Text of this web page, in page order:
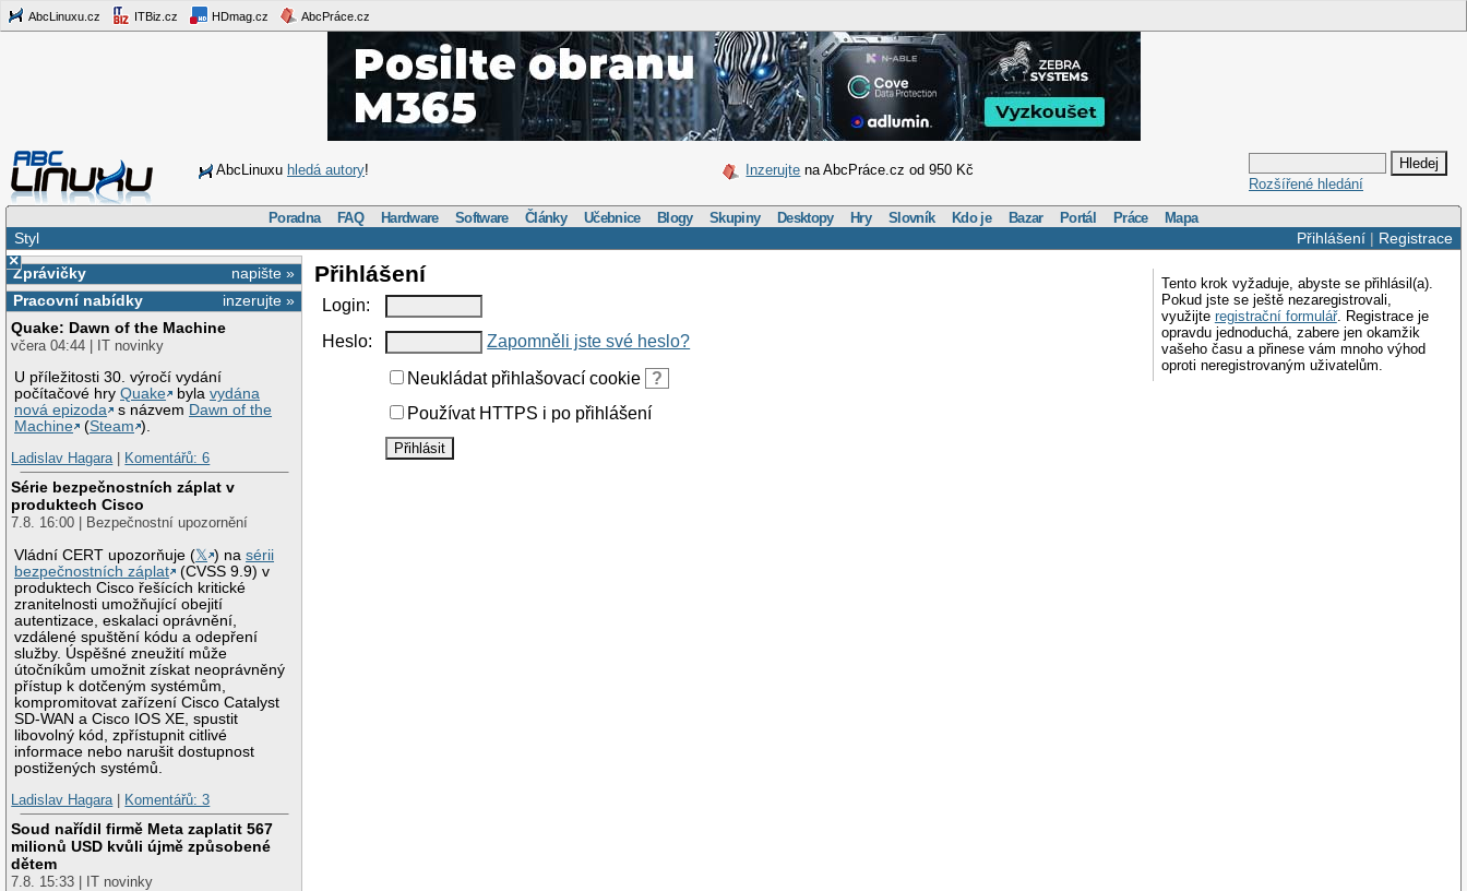
AbcLinuxu.cz ITBiz.cz HDmag.cz AbcPráce.cz
AbcLinuxu hledá autory! Inzerujte na AbcPráce.cz od 950 Kč
Rozšířené hledání
Poradna FAQ Hardware Software Články Učebnice Blogy Skupiny Desktopy Hry Slovník Kdo je Bazar Portál Práce Mapa
Přihlášení| Registrace
Styl
×
napište »
Zprávičky
inzerujte »
Pracovní nabídky
Quake: Dawn of the Machine
včera 04:44 | IT novinky
U příležitosti 30. výročí vydání
počítačové hryQuake bylavydána
nová epizoda
s názvem Dawn of the
Machine
(Steam ).
Ladislav Hagara| Komentářů: 6
Série bezpečnostních záplat v
produktech Cisco
7.8. 16:00 | Bezpečnostní upozornění
Vládní CERT upozorňuje (𝕏 ) nasérii
bezpečnostních záplat
(CVSS 9.9) v
produktech Cisco řešících kritické
zranitelnosti umožňující obejití
autentizace, eskalaci oprávnění,
vzdálené spuštění kódu a odepření
služby. Úspěšné zneužití může
útočníkům umožnit získat neoprávněný
přístup k dotčeným systémům,
kompromitovat zařízení Cisco Catalyst
SD-WAN a Cisco IOS XE, spustit
libovolný kód, zpřístupnit citlivé
informace nebo narušit dostupnost
postižených systémů.
Ladislav Hagara| Komentářů: 3
Soud nařídil firmě Meta zaplatit 567
milionů USD kvůli újmě způsobené
dětem
7.8. 15:33 | IT novinky
Tento krok vyžaduje, abyste se přihlásil(a).
Pokud jste se ještě nezaregistrovali,
využijte registrační formulář. Registrace je
opravdu jednoduchá, zabere jen okamžik
vašeho času a přinese vám mnoho výhod
oproti neregistrovaným uživatelům.
Přihlášení
Login:
Heslo:
Zapomněli jste své heslo?
Neukládat přihlašovací cookie
?
Používat HTTPS i po přihlášení